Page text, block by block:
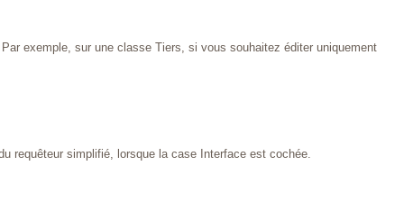
exemple, sur une classe Tiers, si vous souhaitez éditer uniquement
requêteur simplifié, lorsque la case Interface est cochée.